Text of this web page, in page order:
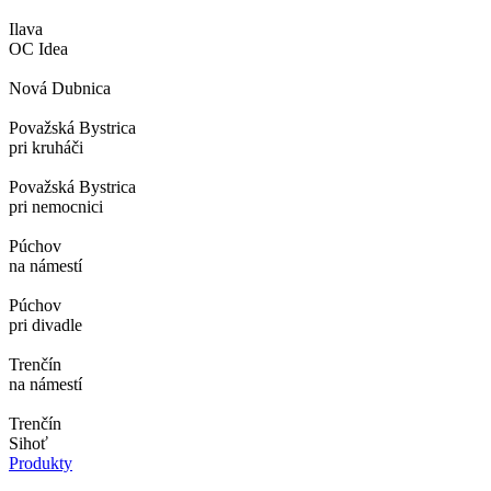
Ilava
OC Idea
Nová Dubnica
Považská Bystrica
pri kruháči
Považská Bystrica
pri nemocnici
Púchov
na námestí
Púchov
pri divadle
Trenčín
na námestí
Trenčín
Sihoť
Produkty